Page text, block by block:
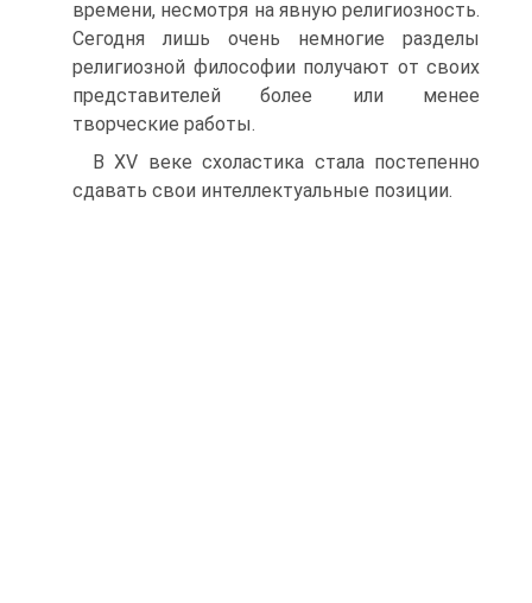
времени, несмотря на явную религиозность.
Сегодня лишь очень немногие разделы
религиозной философии получают от своих
представителей более или менее
творческие работы.
В XV веке схоластика стала постепенно
сдавать свои ин­теллектуальные позиции.